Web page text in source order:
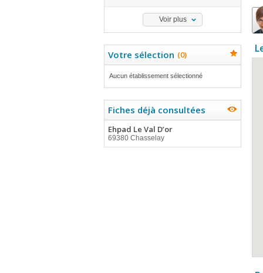
Voir plus
Votre sélection (0)
Aucun établissement sélectionné
Fiches déjà consultées
Ehpad Le Val D’or
69380 Chasselay